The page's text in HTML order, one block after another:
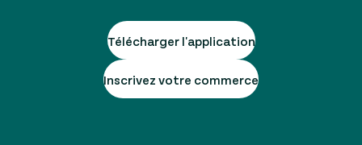
Télécharger l'application
Inscrivez votre commerce